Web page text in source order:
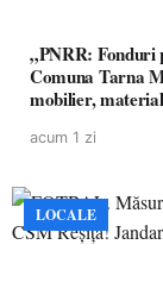
„PNRR: Fonduri
Comuna Tarna
mobilier,
acum 1 zi
LOCALE